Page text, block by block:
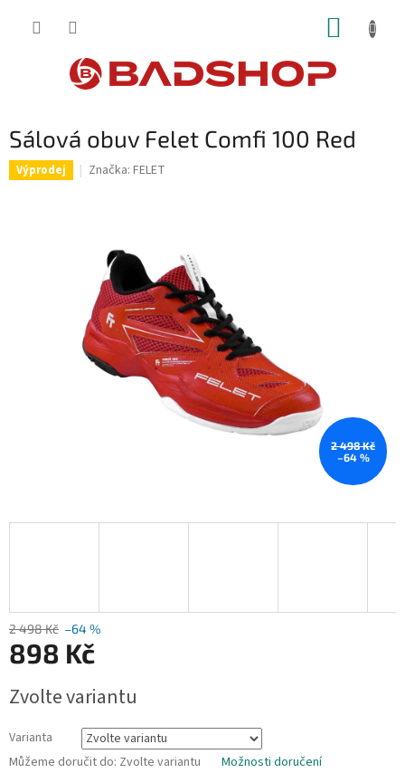
Sálová obuv Felet Comfi 100 Red
Výprodej Značka: FELET
2 498 Kč
–64 %
2 498 Kč –64 %
898 Kč
cena:
Zvolte variantu
Varianta
Můžeme doručit do: Zvolte variantu Možnosti doručení